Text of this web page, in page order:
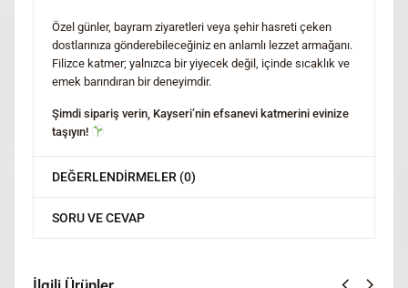
Özel günler, bayram ziyaretleri veya şehir hasreti çeken
dostlarınıza gönderebileceğiniz en anlamlı lezzet armağanı.
Filizce katmer; yalnızca bir yiyecek değil, içinde sıcaklık ve
emek barındıran bir deneyimdir.
Şimdi sipariş verin, Kayseri’nin efsanevi katmerini evinize
taşıyın!
DEĞERLENDIRMELER (0)
SORU VE CEVAP